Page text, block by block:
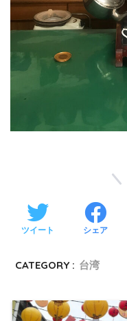
ツイート シェア
CATEGORY : 台湾